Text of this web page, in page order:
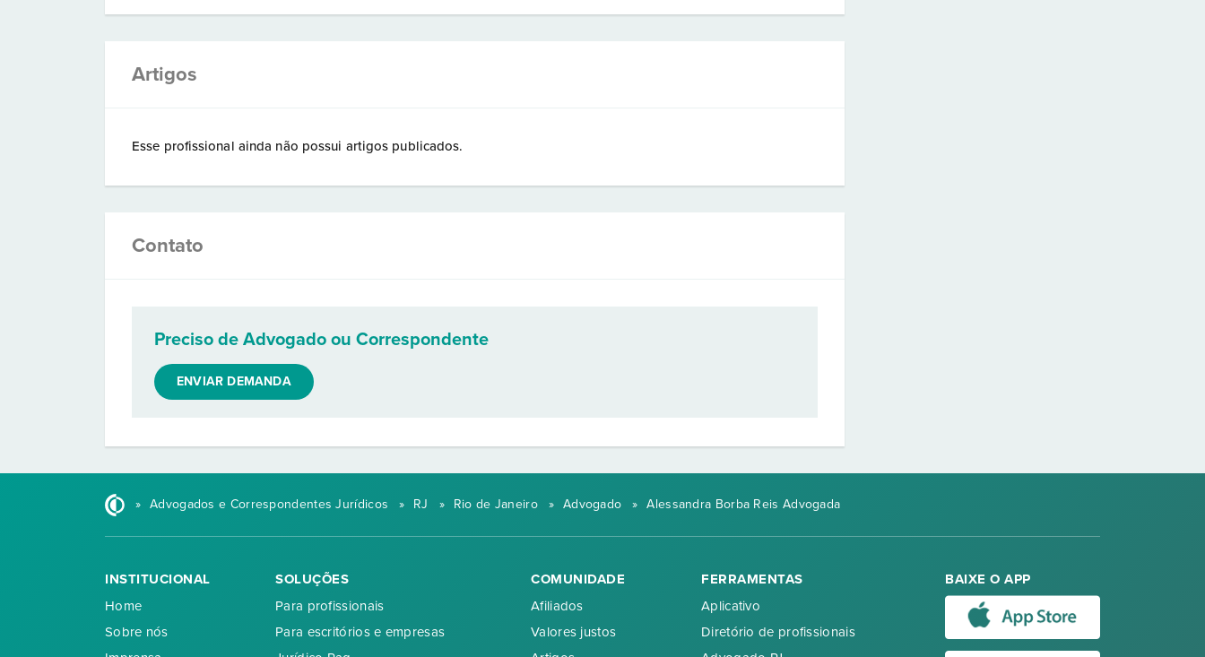
Artigos
Esse profissional ainda não possui artigos publicados.
Contato
Preciso de Advogado ou Correspondente
ENVIAR DEMANDA
» Advogados e Correspondentes Jurídicos » RJ » Rio de Janeiro » Advogado » Alessandra Borba Reis Advogada
INSTITUCIONAL
Home
Sobre nós
SOLUÇÕES
Para profissionais
Para escritórios e empresas
COMUNIDADE
Afiliados
Valores justos
FERRAMENTAS
Aplicativo
Diretório de profissionais
BAIXE O APP